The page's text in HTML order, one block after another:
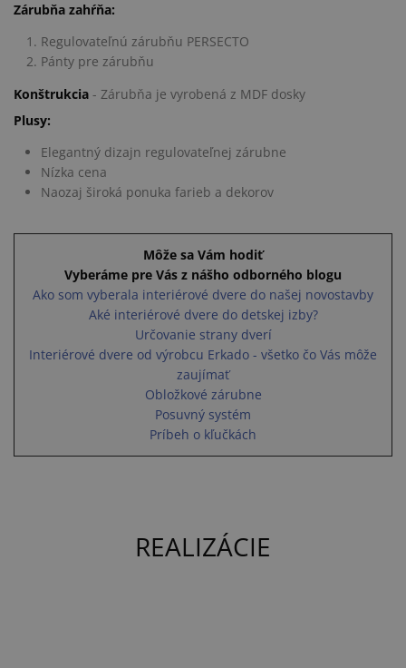
Zárubňa zahŕňa:
Regulovateľnú zárubňu PERSECTO
Pánty pre zárubňu
Konštrukcia - Zárubňa je vyrobená z MDF dosky
Plusy:
Elegantný dizajn regulovateľnej zárubne
Nízka cena
Naozaj široká ponuka farieb a dekorov
Môže sa Vám hodiť
Vyberáme pre Vás z nášho odborného blogu
Ako som vyberala interiérové dvere do našej novostavby
Aké interiérové dvere do detskej izby?
Určovanie strany dverí
Interiérové dvere od výrobcu Erkado - všetko čo Vás môže
zaujímať
Obložkové zárubne
Posuvný systém
Príbeh o kľučkách
REALIZÁCIE